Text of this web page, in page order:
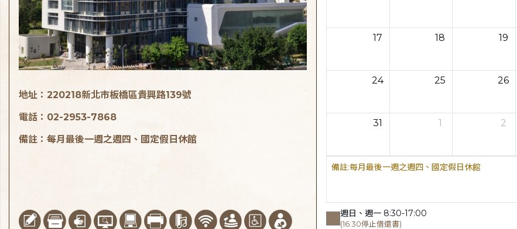
17 18 19
24 25 26
31 1 2
每月最後一週之週四、國定假日休館
週日、週一 8:30-17:00
(16:30停止借還書)
地址：220218新北市板橋區貴興路139號
電話：02-2953-7868
備註：每月最後一週之週四、國定假日休館